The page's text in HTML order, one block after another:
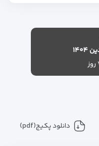
دانلود پکیج(pdf)